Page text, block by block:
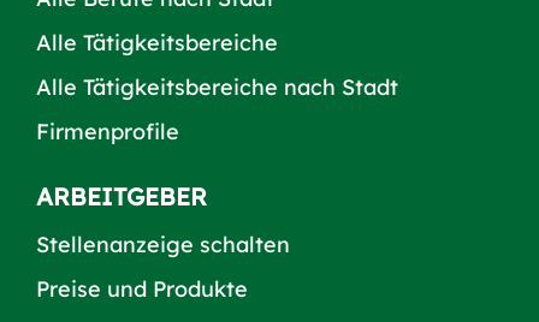
Alle Tätigkeitsbereiche
Alle Tätigkeitsbereiche nach Stadt
Firmenprofile
ARBEITGEBER
Stellenanzeige schalten
Preise und Produkte